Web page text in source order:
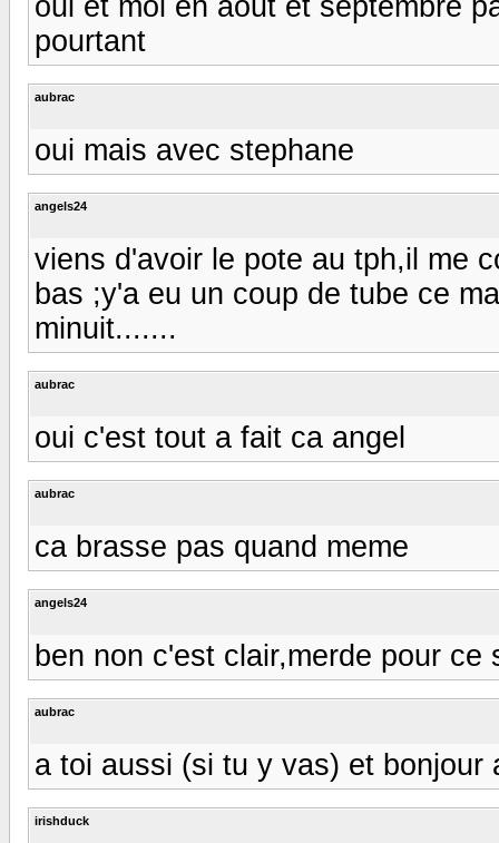
pourtant
aubrac
oui mais avec stephane
angels24
viens d'avoir le pote au tph,il me
bas ;y'a eu un coup de tube ce
minuit.......
aubrac
oui c'est tout a fait ca angel
aubrac
ca brasse pas quand meme
angels24
ben non c'est clair,merde pour ce
aubrac
a toi aussi (si tu y vas) et bonjour
irishduck